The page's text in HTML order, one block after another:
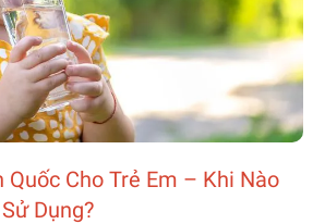
Quốc Cho Trẻ Em – Khi Nào
Dụng?